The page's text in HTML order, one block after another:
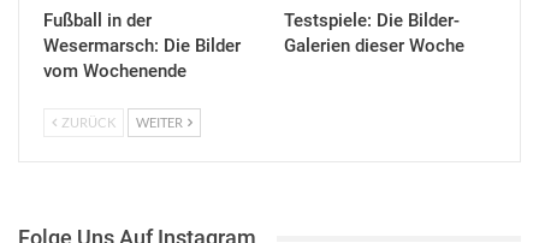
Fußball in der
Wesermarsch: Die Bilder
vom Wochenende
Testspiele: Die Bilder-
Galerien dieser Woche
ZURÜCK WEITER
Folge Uns Auf Instagram